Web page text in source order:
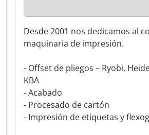
Desde 2001 nos dedicamos al
maquinaria de impresión.
- Offset de pliegos – Ryobi,
KBA
- Acabado
- Procesado de cartón
- Impresión de etiquetas y